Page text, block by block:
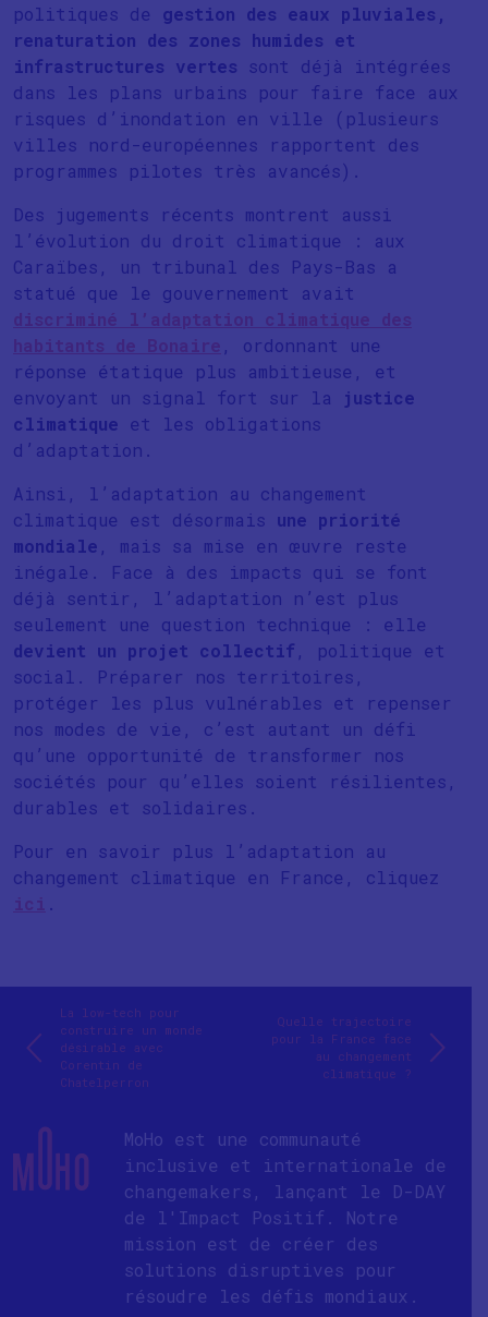
politiques de gestion des eaux pluviales,
renaturation des zones humides et
infrastructures vertes sont déjà intégrées
dans les plans urbains pour faire face aux
risques d’inondation en ville (plusieurs
villes nord-européennes rapportent des
programmes pilotes très avancés).
Des jugements récents montrent aussi
l’évolution du droit climatique : aux
Caraïbes, un tribunal des Pays-Bas a
statué que le gouvernement avait
discriminé l’adaptation climatique des
habitants de Bonaire , ordonnant une
réponse étatique plus ambitieuse, et
envoyant un signal fort sur la justice
climatique et les obligations
d’adaptation.
Ainsi, l’adaptation au changement
climatique est désormais une priorité
mondiale , mais sa mise en œuvre reste
inégale. Face à des impacts qui se font
déjà sentir, l’adaptation n’est plus
seulement une question technique : elle
devient un projet collectif , politique et
social. Préparer nos territoires,
protéger les plus vulnérables et repenser
nos modes de vie, c’est autant un défi
qu’une opportunité de transformer nos
sociétés pour qu’elles soient résilientes,
durables et solidaires.
Pour en savoir plus l’adaptation au
changement climatique en France, cliquez
ici .
La low-tech pour
construire un monde
désirable avec
Corentin de
Chatelperron
Quelle trajectoire
pour la France face
au changement
climatique ?
MoHo est une communauté
inclusive et internationale de
changemakers, lançant le D-DAY
de l'Impact Positif. Notre
mission est de créer des
solutions disruptives pour
résoudre les défis mondiaux.